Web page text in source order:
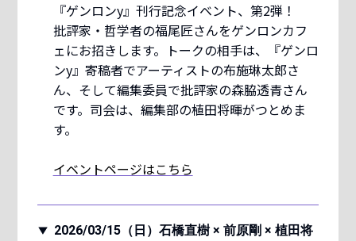
『ゲンロンy』刊行記念イベント、第2弾！
批評家・哲学者の福尾匠さんをゲンロンカフ
ェにお招きします。トークの相手は、『ゲンロ
ンy』寄稿者でアーティストの布施琳太郎さ
ん、そして編集委員で批評家の森脇透青さん
です。司会は、編集部の植田将暉がつとめま
す。
イベントページはこちら
2026/03/15（日）石橋直樹 × 前原剛 × 植田将